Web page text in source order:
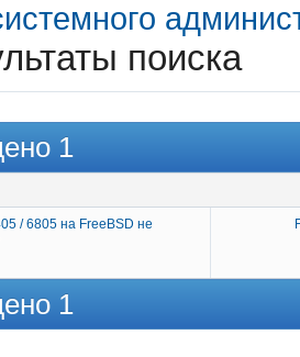
поиска
1
/ 6805 на FreeBSD не
1